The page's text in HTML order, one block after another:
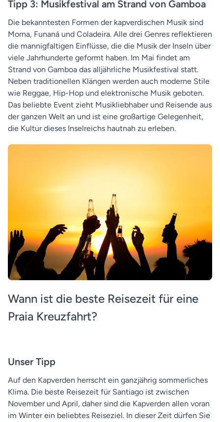
Tipp 3: Musikfestival am Strand von Gamboa
Die bekanntesten Formen der kapverdischen Musik sind
Morna, Funaná und Coladeira. Alle drei Genres reflektieren
die mannigfaltigen Einflüsse, die die Musik der Inseln über
viele Jahrhunderte geformt haben. Im Mai findet am
Strand von Gamboa das alljährliche Musikfestival statt.
Neben traditionellen Klängen werden auch moderne Stile
wie Reggae, Hip-Hop und elektronische Musik geboten.
Das beliebte Event zieht Musikliebhaber und Reisende aus
der ganzen Welt an und ist eine großartige Gelegenheit,
die Kultur dieses Inselreichs hautnah zu erleben.
Wann ist die beste Reisezeit für eine
Praia Kreuzfahrt?
Unser Tipp
Auf den Kapverden herrscht ein ganzjährig sommerliches
Klima. Die beste Reisezeit für Santiago ist zwischen
November und April, daher sind die Kapverden allen voran
im Winter ein beliebtes Reiseziel. In dieser Zeit dürfen Sie